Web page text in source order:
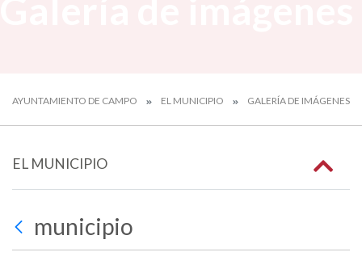
AYUNTAMIENTO DE CAMPO EL MUNICIPIO GALERÍA DE IMÁGENES
EL MUNICIPIO
municipio